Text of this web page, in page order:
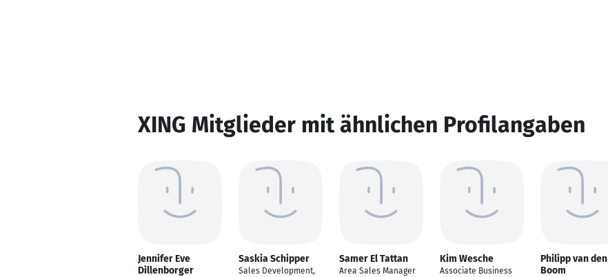
XING Mitglieder mit ähnlichen Profilangaben
Jennifer Eve
Dillenborger
Saskia Schipper
Sales Development,
Samer El Tattan
Area Sales Manager
Kim Wesche
Associate Business
Philipp van den
Boom